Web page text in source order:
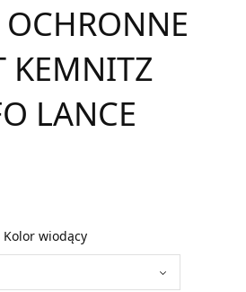
KEMNITZ
LANCE
Kolor wiodący